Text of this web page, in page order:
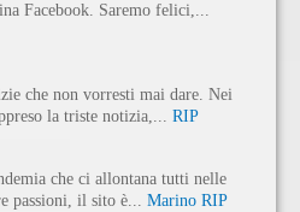
Facebook. Saremo felici,...
che non vorresti mai dare. Nei
la triste notizia,... RIP
che ci allontana tutti nelle
passioni, il sito è... Marino RIP